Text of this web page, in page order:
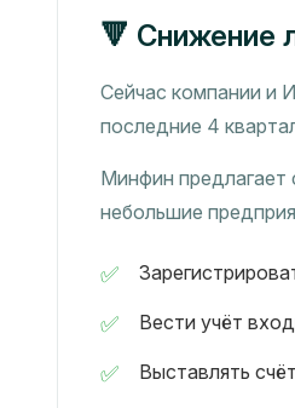
🔻 Снижение
Сейчас компании и
последние 4
Минфин предлагает
небольшие
Вести учёт
Выставлять